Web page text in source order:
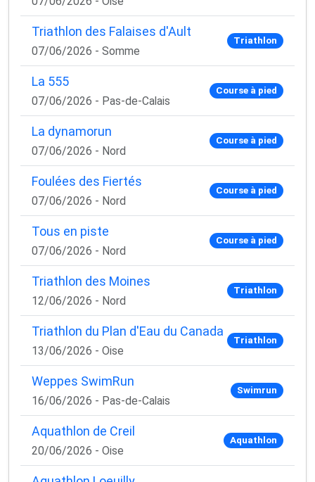
Triathlon des Falaises d'Ault
07/06/2026 - Somme
Triathlon
La 555
07/06/2026 - Pas-de-Calais
Course à pied
La dynamorun
07/06/2026 - Nord
Course à pied
Foulées des Fiertés
07/06/2026 - Nord
Course à pied
Tous en piste
07/06/2026 - Nord
Course à pied
Triathlon des Moines
12/06/2026 - Nord
Triathlon
Triathlon du Plan d'Eau du Canada
13/06/2026 - Oise
Triathlon
Weppes SwimRun
16/06/2026 - Pas-de-Calais
Swimrun
Aquathlon de Creil
20/06/2026 - Oise
Aquathlon